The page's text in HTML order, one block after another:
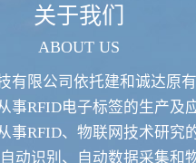
关于我们
ABOUT US
有限公司依托建和诚达原
事RFID电子标签的生产及
事RFID、物联网技术研究
动识别、自动数据采集和